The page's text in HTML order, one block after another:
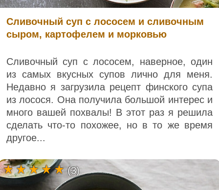
Сливочный суп с лососем и сливочным
сыром, картофелем и морковью
Сливочный суп с лососем, наверное, один
из самых вкусных супов лично для меня.
Недавно я загрузила рецепт финского супа
из лосося. Она получила большой интерес и
много вашей похвалы! В этот раз я решила
сделать что-то похожее, но в то же время
другое...
(3)